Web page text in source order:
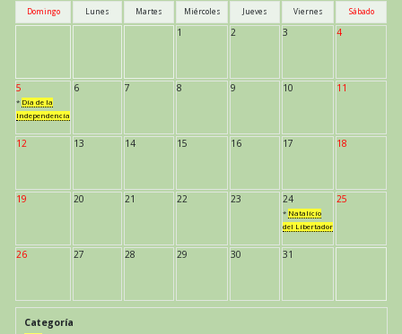
Domingo Lunes Martes Miércoles Jueves Viernes Sábado
1 2 3 4
5
* Día de la
Independencia
6 7 8 9 10 11
12 13 14 15 16 17 18
19 20 21 22 23 24
* Natalicio
del Libertador
25
26 27 28 29 30 31
Categoría